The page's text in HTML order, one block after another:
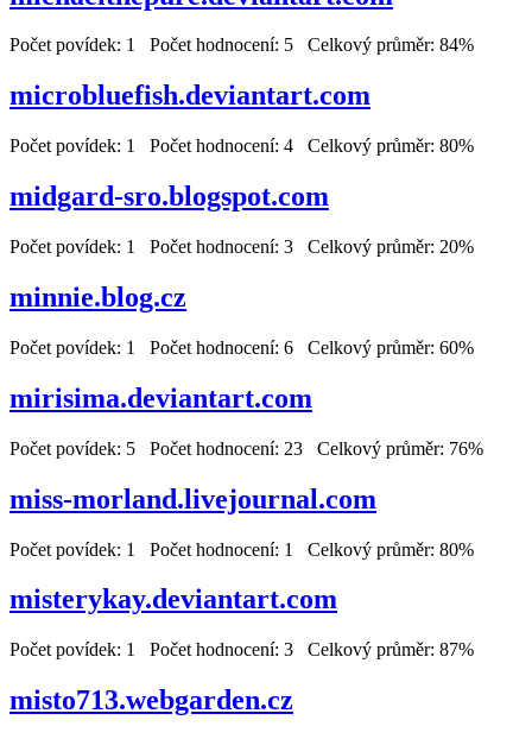
Počet povídek: 1 Počet hodnocení: 5 Celkový průměr: 84%
microbluefish.deviantart.com
Počet povídek: 1 Počet hodnocení: 4 Celkový průměr: 80%
midgard-sro.blogspot.com
Počet povídek: 1 Počet hodnocení: 3 Celkový průměr: 20%
minnie.blog.cz
Počet povídek: 1 Počet hodnocení: 6 Celkový průměr: 60%
mirisima.deviantart.com
Počet povídek: 5 Počet hodnocení: 23 Celkový průměr: 76%
miss-morland.livejournal.com
Počet povídek: 1 Počet hodnocení: 1 Celkový průměr: 80%
misterykay.deviantart.com
Počet povídek: 1 Počet hodnocení: 3 Celkový průměr: 87%
misto713.webgarden.cz